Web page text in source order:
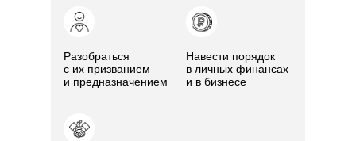
Навести порядок
в личных финансах
и в бизнесе
Разобраться
с их призванием
и предназначением